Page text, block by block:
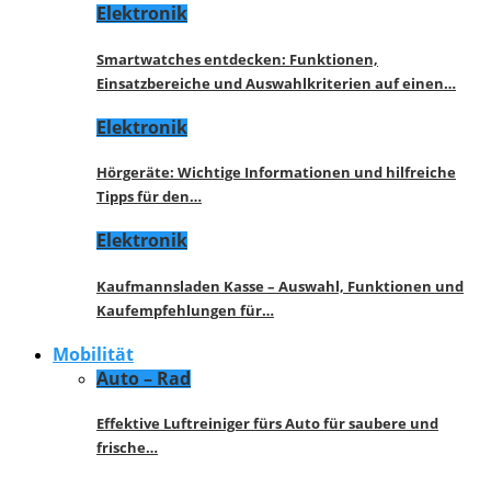
Elektronik
Smartwatches entdecken: Funktionen,
Einsatzbereiche und Auswahlkriterien auf einen…
Elektronik
Hörgeräte: Wichtige Informationen und hilfreiche
Tipps für den…
Elektronik
Kaufmannsladen Kasse – Auswahl, Funktionen und
Kaufempfehlungen für…
Mobilität
Auto – Rad
Effektive Luftreiniger fürs Auto für saubere und
frische…